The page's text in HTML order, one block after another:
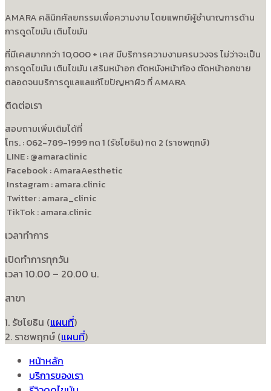
AMARA คลินิกศัลยกรรมเพื่อความงาม โดยแพทย์ผู้ชำนาญการด้าน
การดูดไขมัน เติมไขมัน
ที่มีเคสมากกว่า 10,000 + เคส มีบริการความงามครบวงจร ไม่ว่าจะเป็น
การดูดไขมัน เติมไขมัน เสริมหน้าอก ตัดหนังหน้าท้อง ตัดหน้าอกชาย
ตลอดจนบริการดูแลแลแก้ไขปัญหาผิว ที่ AMARA
ติดต่อเรา
สอบถามเพิ่มเติมได้ที่
โทร. : 062-789-1999 กด 1 (รัชโยธิน) กด 2 (ราชพฤกษ์)
LINE : @amaraclinic
Facebook : AmaraAesthetic
Instagram : amara.clinic
Twitter : amara_clinic
TikTok : amara.clinic
เวลาทำการ
เปิดทำการทุกวัน
เวลา 10.00 – 20.00 น.
สาขา
1. รัชโยธิน (แผนที่)
2. ราชพฤกษ์ (แผนที่)
หน้าหลัก
บริการของเรา